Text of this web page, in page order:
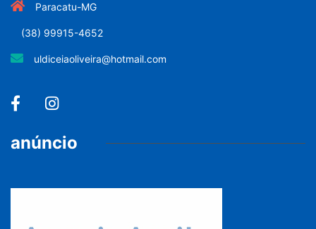
Paracatu-MG
(38) 99915-4652
uldiceiaoliveira@hotmail.com
anúncio